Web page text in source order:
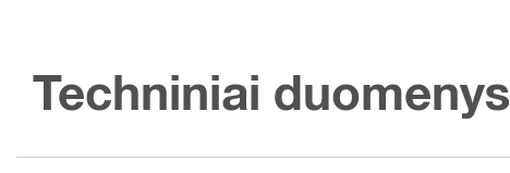
Techniniai duomenys